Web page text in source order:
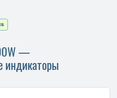
—
индикаторы